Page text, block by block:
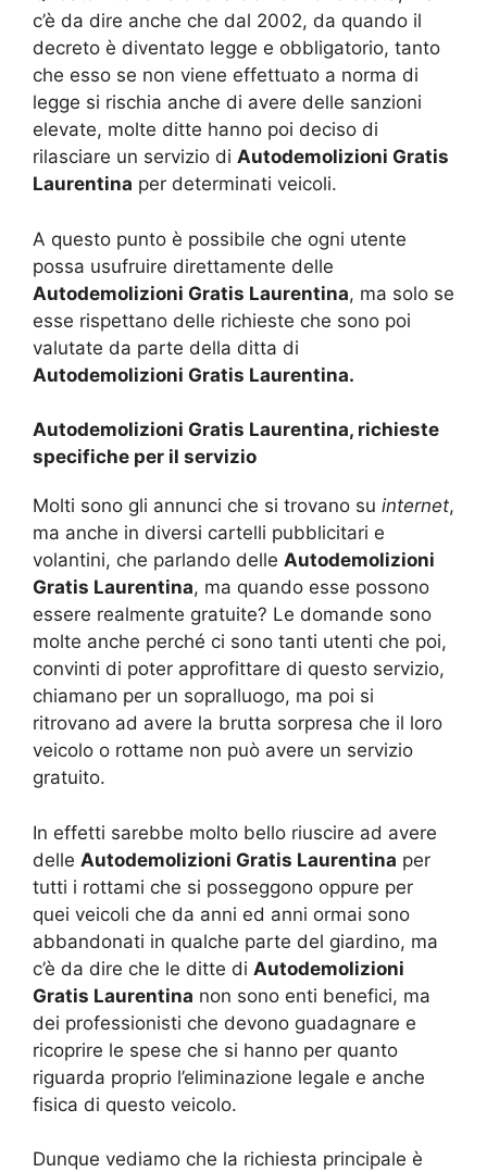
c’è da dire anche che dal 2002, da quando il
decreto è diventato legge e obbligatorio, tanto
che esso se non viene effettuato a norma di
legge si rischia anche di avere delle sanzioni
elevate, molte ditte hanno poi deciso di
rilasciare un servizio di Autodemolizioni Gratis
Laurentina per determinati veicoli.
A questo punto è possibile che ogni utente
possa usufruire direttamente delle
Autodemolizioni Gratis Laurentina, ma solo se
esse rispettano delle richieste che sono poi
valutate da parte della ditta di
Autodemolizioni Gratis Laurentina.
Autodemolizioni Gratis Laurentina, richieste
specifiche per il servizio
Molti sono gli annunci che si trovano su internet,
ma anche in diversi cartelli pubblicitari e
volantini, che parlando delle Autodemolizioni
Gratis Laurentina, ma quando esse possono
essere realmente gratuite? Le domande sono
molte anche perché ci sono tanti utenti che poi,
convinti di poter approfittare di questo servizio,
chiamano per un sopralluogo, ma poi si
ritrovano ad avere la brutta sorpresa che il loro
veicolo o rottame non può avere un servizio
gratuito.
In effetti sarebbe molto bello riuscire ad avere
delle Autodemolizioni Gratis Laurentina per
tutti i rottami che si posseggono oppure per
quei veicoli che da anni ed anni ormai sono
abbandonati in qualche parte del giardino, ma
c’è da dire che le ditte di Autodemolizioni
Gratis Laurentina non sono enti benefici, ma
dei professionisti che devono guadagnare e
ricoprire le spese che si hanno per quanto
riguarda proprio l’eliminazione legale e anche
fisica di questo veicolo.
Dunque vediamo che la richiesta principale è